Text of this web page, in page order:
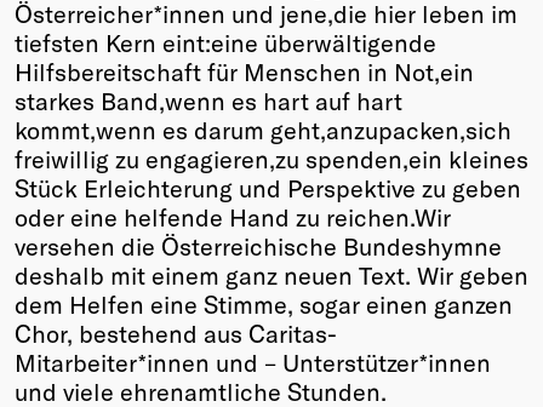
Österreicher*innen und jene,die hier leben im
tiefsten Kern eint:eine überwältigende
Hilfsbereitschaft für Menschen in Not,ein
starkes Band,wenn es hart auf hart
kommt,wenn es darum geht,anzupacken,sich
freiwillig zu engagieren,zu spenden,ein kleines
Stück Erleichterung und Perspektive zu geben
oder eine helfende Hand zu reichen.Wir
versehen die Österreichische Bundeshymne
deshalb mit einem ganz neuen Text. Wir geben
dem Helfen eine Stimme, sogar einen ganzen
Chor, bestehend aus Caritas-
Mitarbeiter*innen und – Unterstützer*innen
und viele ehrenamtliche Stunden.